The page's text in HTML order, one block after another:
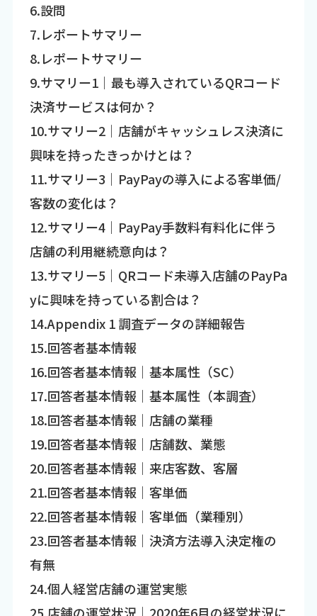
6.設問
7.レポートサマリー
8.レポートサマリー
9.サマリー1｜最も導入されているQRコード
決済サービスは何か？
10.サマリー2｜店舗がキャッシュレス決済に
興味を持ったきっかけとは？
11.サマリー3｜PayPayの導入による客単価/
客数の変化は？
12.サマリー4｜PayPay手数料有料化に伴う
店舗の利用継続意向は？
13.サマリー5｜QRコード未導入店舗のPayPa
yに興味を持っている割合は？
14.Appendix 1 調査データの詳細報告
15.回答者基本情報
16.回答者基本情報｜基本属性（SC）
17.回答者基本情報｜基本属性（本調査）
18.回答者基本情報｜店舗の業種
19.回答者基本情報｜店舗数、業態
20.回答者基本情報｜来店客数、客層
21.回答者基本情報｜客単価
22.回答者基本情報｜客単価（業種別）
23.回答者基本情報｜決済方法導入決定権の
有無
24.個人経営店舗の運営実態